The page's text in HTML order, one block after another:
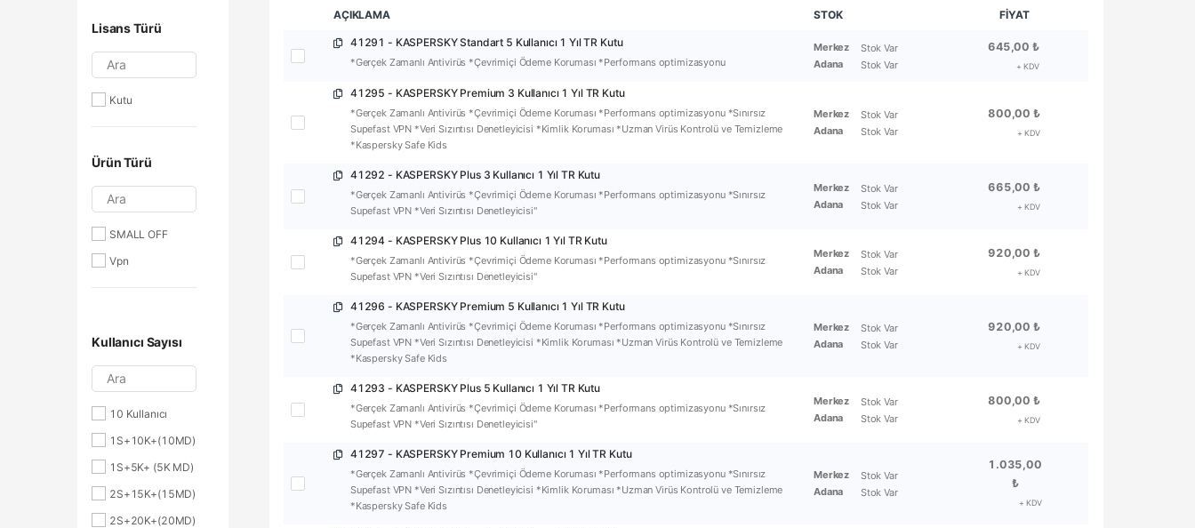
Lisans Türü
Ara
Kutu
Ürün Türü
Ara
SMALL OFF
Vpn
Kullanıcı Sayısı
Ara
10 Kullanıcı
1S+10K+(10MD)
1S+5K+ (5K MD)
2S+15K+(15MD)
2S+20K+(20MD)
AÇIKLAMA STOK FİYAT
41291 - KASPERSKY Standart 5 Kullanıcı 1 Yıl TR Kutu
*Gerçek Zamanlı Antivirüs *Çevrimiçi Ödeme Koruması *Performans optimizasyonu
Merkez
Stok Var
Adana
Stok Var
645,00 ₺
+ KDV
41295 - KASPERSKY Premium 3 Kullanıcı 1 Yıl TR Kutu
*Gerçek Zamanlı Antivirüs *Çevrimiçi Ödeme Koruması *Performans optimizasyonu *Sınırsız
Supefast VPN *Veri Sızıntısı Denetleyicisi *Kimlik Koruması *Uzman Virüs Kontrolü ve Temizleme
*Kaspersky Safe Kids
Merkez
Stok Var
Adana
Stok Var
800,00 ₺
+ KDV
41292 - KASPERSKY Plus 3 Kullanıcı 1 Yıl TR Kutu
*Gerçek Zamanlı Antivirüs *Çevrimiçi Ödeme Koruması *Performans optimizasyonu *Sınırsız
Supefast VPN *Veri Sızıntısı Denetleyicisi"
Merkez
Stok Var
Adana
Stok Var
665,00 ₺
+ KDV
41294 - KASPERSKY Plus 10 Kullanıcı 1 Yıl TR Kutu
*Gerçek Zamanlı Antivirüs *Çevrimiçi Ödeme Koruması *Performans optimizasyonu *Sınırsız
Supefast VPN *Veri Sızıntısı Denetleyicisi"
Merkez
Stok Var
Adana
Stok Var
920,00 ₺
+ KDV
41296 - KASPERSKY Premium 5 Kullanıcı 1 Yıl TR Kutu
*Gerçek Zamanlı Antivirüs *Çevrimiçi Ödeme Koruması *Performans optimizasyonu *Sınırsız
Supefast VPN *Veri Sızıntısı Denetleyicisi *Kimlik Koruması *Uzman Virüs Kontrolü ve Temizleme
*Kaspersky Safe Kids
Merkez
Stok Var
Adana
Stok Var
920,00 ₺
+ KDV
41293 - KASPERSKY Plus 5 Kullanıcı 1 Yıl TR Kutu
*Gerçek Zamanlı Antivirüs *Çevrimiçi Ödeme Koruması *Performans optimizasyonu *Sınırsız
Supefast VPN *Veri Sızıntısı Denetleyicisi"
Merkez
Stok Var
Adana
Stok Var
800,00 ₺
+ KDV
41297 - KASPERSKY Premium 10 Kullanıcı 1 Yıl TR Kutu
*Gerçek Zamanlı Antivirüs *Çevrimiçi Ödeme Koruması *Performans optimizasyonu *Sınırsız
Supefast VPN *Veri Sızıntısı Denetleyicisi *Kimlik Koruması *Uzman Virüs Kontrolü ve Temizleme
*Kaspersky Safe Kids
Merkez
Stok Var
Adana
Stok Var
1.035,00
₺
+ KDV